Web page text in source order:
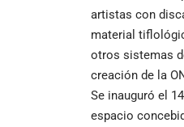
artistas con
material
otros sistemas
creación de la
Se inauguró el
espacio